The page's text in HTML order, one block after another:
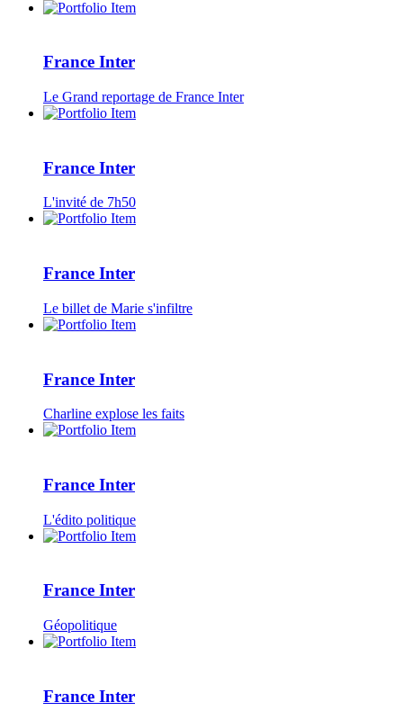
France Inter
Le Grand reportage de France Inter
France Inter
L'invité de 7h50
France Inter
Le billet de Marie s'infiltre
France Inter
Charline explose les faits
France Inter
L'édito politique
France Inter
Géopolitique
France Inter